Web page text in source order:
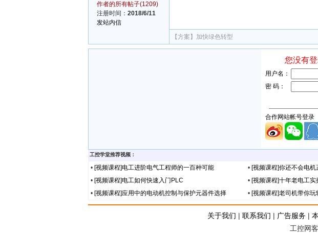
作者的所有帖子(1209)
注册时间： 2018/6/11
发站内信
【方案】 加快绿色转型
工控学堂推荐视频：
• [视频课程]电工进阶电气工程师的一百种可能 • [视频课程]你还不会电
• [视频课程]电工如何快速入门PLC • [视频课程]十年老电工
• [视频课程]应用中的电动机控制与保护元器件选择 • [视频课程]老司机带你
关于我们 | 联系我们 | 广告服务 |
工控网